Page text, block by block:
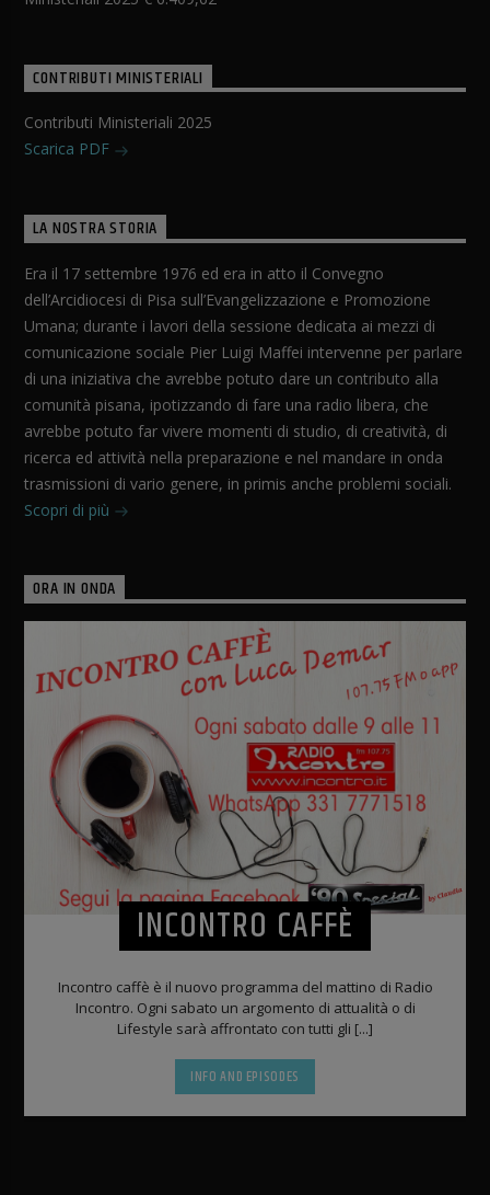
CONTRIBUTI MINISTERIALI
Contributi Ministeriali 2025
Scarica PDF
LA NOSTRA STORIA
Era il 17 settembre 1976 ed era in atto il Convegno
dell’Arcidiocesi di Pisa sull’Evangelizzazione e Promozione
Umana; durante i lavori della sessione dedicata ai mezzi di
comunicazione sociale Pier Luigi Maffei intervenne per parlare
di una iniziativa che avrebbe potuto dare un contributo alla
comunità pisana, ipotizzando di fare una radio libera, che
avrebbe potuto far vivere momenti di studio, di creatività, di
ricerca ed attività nella preparazione e nel mandare in onda
trasmissioni di vario genere, in primis anche problemi sociali.
Scopri di più
ORA IN ONDA
INCONTRO CAFFÈ
Incontro caffè è il nuovo programma del mattino di Radio
Incontro. Ogni sabato un argomento di attualità o di
Lifestyle sarà affrontato con tutti gli [...]
INFO AND EPISODES